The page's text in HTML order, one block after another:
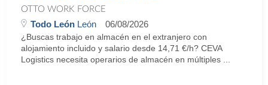
OTTO WORK FORCE
Todo León León 06/08/2026
¿Buscas trabajo en almacén en el extranjero con
alojamiento incluido y salario desde 14,71 €/h? CEVA
Logistics necesita operarios de almacén en múltiples ...